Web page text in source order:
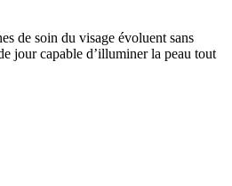
de soin du visage évoluent sans
jour capable d’illuminer la peau tout